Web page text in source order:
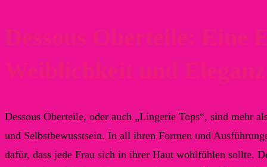
Dessous Oberteile: Eine
Weiblichkeit und Eleganz
Dessous Oberteile, oder auch „Lingerie Tops“, sind mehr
und Selbstbewusstsein. In all ihren Formen und
dafür, dass jede Frau sich in ihrer Haut wohlfühlen sollte.